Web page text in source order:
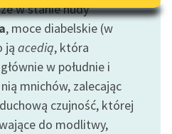
w stanie nudy
, moce diabelskie (w
ją acedią, która
w południe i
mnichów, zalecając
czujność, której
do modlitwy,